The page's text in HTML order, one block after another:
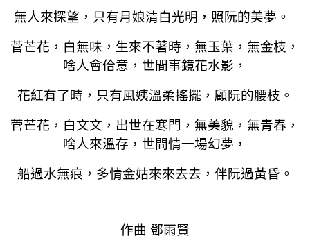
無人來探望，只有月娘清白光明，照阮的美夢。
菅芒花，白無味，生來不著時，無玉葉，無金枝，
啥人會佮意，世間事鏡花水影，
花紅有了時，只有風姨溫柔搖擺，顧阮的腰枝。
菅芒花，白文文，出世在寒門，無美貌，無青春，
啥人來溫存，世間情一場幻夢，
船過水無痕，多情金姑來來去去，伴阮過黃昏。
作曲 鄧雨賢